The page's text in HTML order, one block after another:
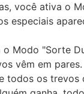
você ativa o
especiais
o Modo "Sorte
vêm em pares.
todos os trevos